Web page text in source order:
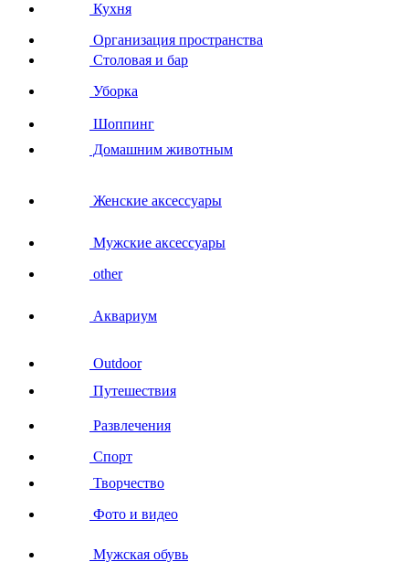
Кухня
Организация пространства
Столовая и бар
Уборка
Шоппинг
Домашним животным
Женские аксессуары
Мужские аксессуары
other
Аквариум
Outdoor
Путешествия
Развлечения
Спорт
Творчество
Фото и видео
Мужская обувь